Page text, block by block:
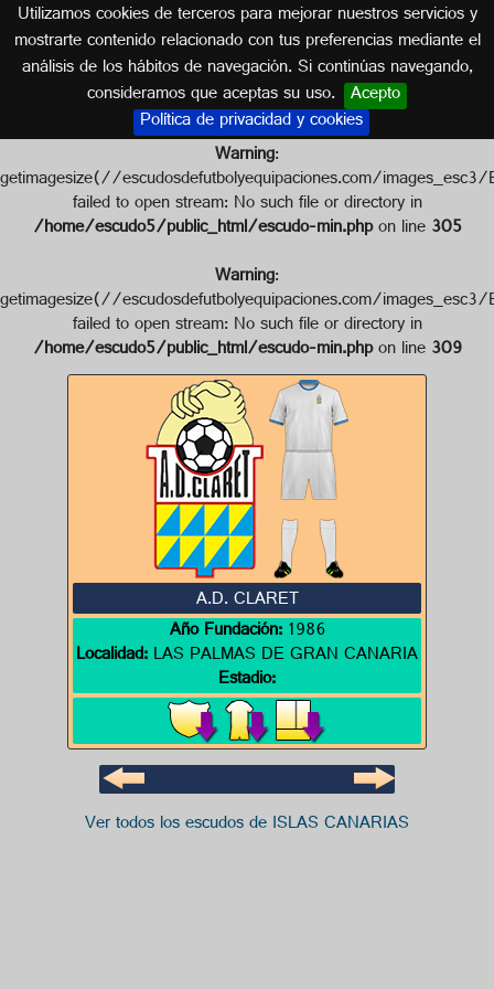
Utilizamos cookies de terceros para mejorar nuestros servicios y
mostrarte contenido relacionado con tus preferencias mediante el
análisis de los hábitos de navegación. Si continúas navegando,
consideramos que aceptas su uso. Acepto
Política de privacidad y cookies
Escudo de A.D. CLARET
ISLAS CANARIAS
Warning:
getimagesize(//escudosdefutbolyequipaciones.com/
failed to open stream: No such file or directory in
/home/escudo5/public_html/escudo-min.phpon line305
Warning:
getimagesize(//escudosdefutbolyequipaciones.com/
failed to open stream: No such file or directory in
/home/escudo5/public_html/escudo-min.phpon line309
A.D. CLARET
Año Fundación:1986
Localidad:LAS PALMAS DE GRAN CANARIA
Estadio:
Ver todos los escudos de ISLAS CANARIAS